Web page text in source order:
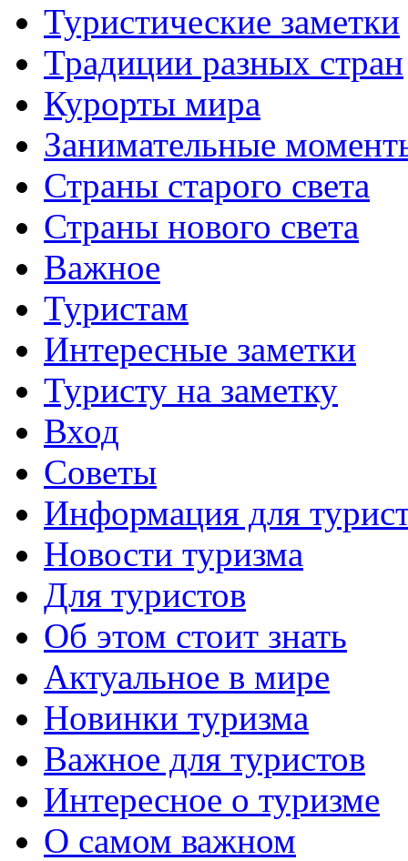
Туристические заметки
Традиции разных стран
Курорты мира
Занимательные
Страны старого света
Страны нового света
Важное
Туристам
Интересные заметки
Туристу на заметку
Вход
Советы
Информация для
Новости туризма
Для туристов
Об этом стоит знать
Актуальное в мире
Новинки туризма
Важное для туристов
Интересное о туризме
О самом важном